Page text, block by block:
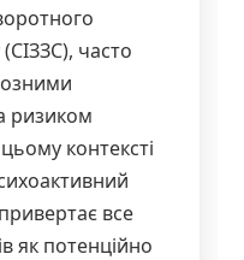
часто
ризиком
контексті
все
як потенційно